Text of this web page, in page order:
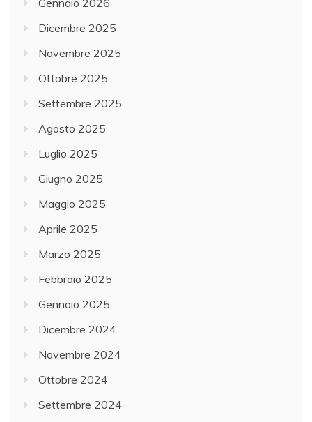
Gennaio 2026
Dicembre 2025
Novembre 2025
Ottobre 2025
Settembre 2025
Agosto 2025
Luglio 2025
Giugno 2025
Maggio 2025
Aprile 2025
Marzo 2025
Febbraio 2025
Gennaio 2025
Dicembre 2024
Novembre 2024
Ottobre 2024
Settembre 2024